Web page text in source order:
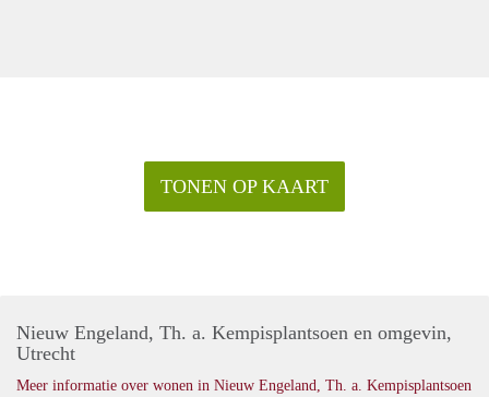
TONEN OP KAART
Nieuw Engeland, Th. a. Kempisplantsoen en omgevin,
Utrecht
Meer informatie over wonen in Nieuw Engeland, Th. a. Kempisplantsoen